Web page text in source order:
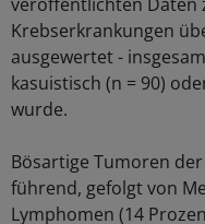
Krebserkrankungen
ausgewertet -
kasuistisch (n = 90)
wurde.
Bösartige Tumoren
führend, gefolgt von
Lymphomen (14